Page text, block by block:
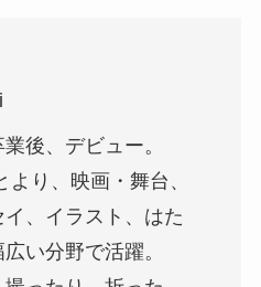
後、デビュー。
り、映画・舞台、
、イラスト、はた
い分野で活躍。